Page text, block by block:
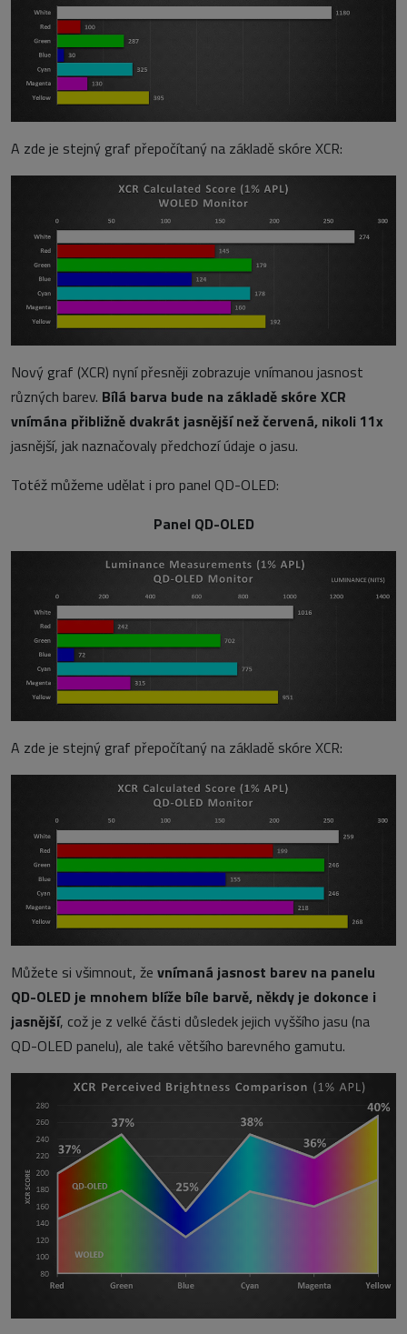
A zde je stejný graf přepočítaný na základě skóre XCR:
Nový graf (XCR) nyní přesněji zobrazuje vnímanou jasnost
různých barev. Bílá barva bude na základě skóre XCR
vnímána přibližně dvakrát jasnější než červená, nikoli 11x
jasnější, jak naznačovaly předchozí údaje o jasu.
Totéž můžeme udělat i pro panel QD-OLED:
Panel QD-OLED
A zde je stejný graf přepočítaný na základě skóre XCR:
Můžete si všimnout, že vnímaná jasnost barev na panelu
QD-OLED je mnohem blíže bíle barvě, někdy je dokonce i
jasnější, což je z velké části důsledek jejich vyššího jasu (na
QD-OLED panelu), ale také většího barevného gamutu.